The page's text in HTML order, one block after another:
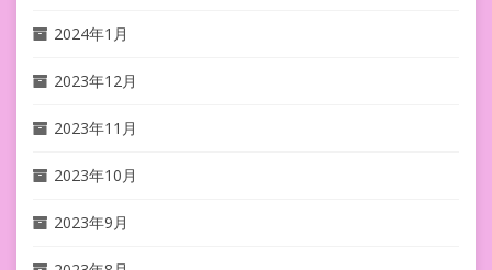
2024年1月
2023年12月
2023年11月
2023年10月
2023年9月